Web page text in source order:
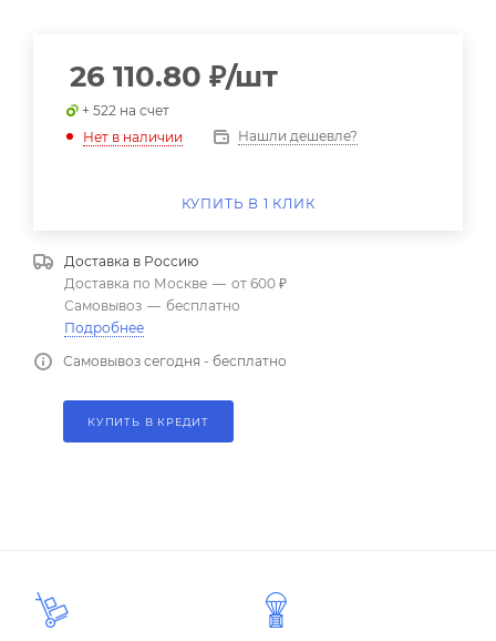
26 110.80 ₽/шт
+ 522 на счет
Нет в наличии
Нашли дешевле?
КУПИТЬ В 1 КЛИК
Доставка в Россию
Доставка по Москве — от 600 ₽
Самовывоз — бесплатно
Подробнее
Самовывоз сегодня - бесплатно
КУПИТЬ В КРЕДИТ